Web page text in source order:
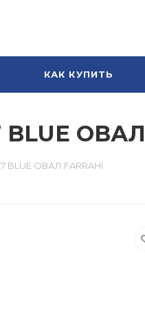
КАК КУПИТЬ
BLUE
BLUE ОВАЛ FARRAHI